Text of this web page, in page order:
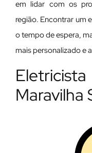
em lidar com os
região. Encontrar um
o tempo de espera,
mais personalizado e
Maravilha